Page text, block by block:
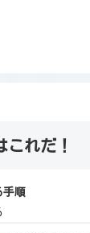
これだ！
手順